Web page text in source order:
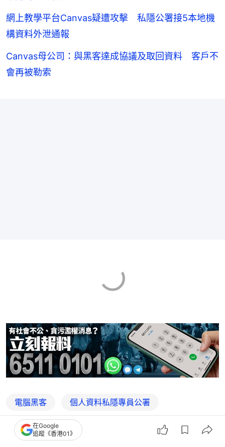
網上教學平台Canvas疑遭攻擊 私隱公署接5本地機
構資料外泄通報
Canvas母公司：與黑客達成協議及取回資料 客戶不
會再被勒索
電腦黑客 個人資料私隱專員公署
個人私隱在Google
追蹤《香港01》